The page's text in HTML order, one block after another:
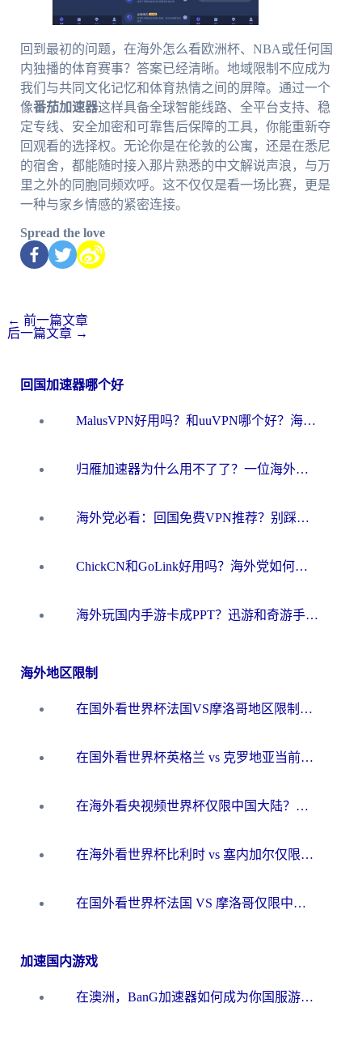
回到最初的问题，在海外怎么看欧洲杯、NBA或任何国
内独播的体育赛事？答案已经清晰。地域限制不应成为
我们与共同文化记忆和体育热情之间的屏障。通过一个
像番茄加速器这样具备全球智能线路、全平台支持、稳
定专线、安全加密和可靠售后保障的工具，你能重新夺
回观看的选择权。无论你是在伦敦的公寓，还是在悉尼
的宿舍，都能随时接入那片熟悉的中文解说声浪，与万
里之外的同胞同频欢呼。这不仅仅是看一场比赛，更是
一种与家乡情感的紧密连接。
Spread the love
← 前一篇文章
后一篇文章 →
回国加速器哪个好
MalusVPN好用吗？和uuVPN哪个好？海外党无缝访问国内资源的真实对比与选择指南
归雁加速器为什么用不了了？一位海外游子的真实困惑与技术解答
海外党必看：回国免费VPN推荐？别踩坑！教你选对加速器无缝刷国内资源
ChickCN和GoLink好用吗？海外党如何选对回国加速器
海外玩国内手游卡成PPT？迅游和奇游手游哪个好？一篇讲透回国加速器怎么选
海外地区限制
在国外看世界杯法国VS摩洛哥地区限制？这篇指南让你流畅看中文解说无压力
在国外看世界杯英格兰 vs 克罗地亚当前地区不可播放？这篇指南帮你搞定所有海外观赛难题
在海外看央视频世界杯仅限中国大陆？这篇指南帮你解锁中文解说+无卡顿直播
在海外看世界杯比利时 vs 塞内加尔仅限中国大陆？我找到了最流畅的中文解说之路
在国外看世界杯法国 VS 摩洛哥仅限中国大陆？海外党这样看中文解说赛事不卡顿
加速国内游戏
在澳洲，BanG加速器如何成为你国服游戏的“时光机”？